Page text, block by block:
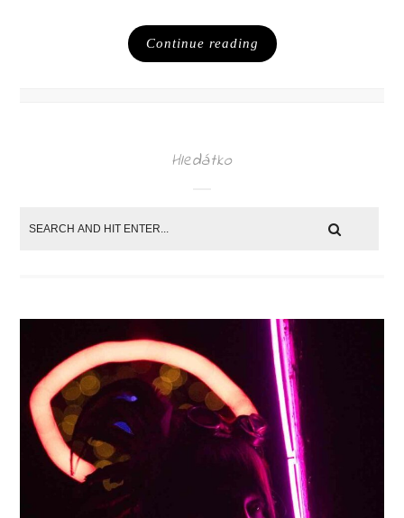
Continue reading
Hledátko